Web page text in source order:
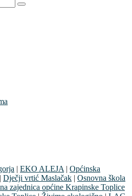
| EKO ALEJA | Općinska
| Dječji vrtić Maslačak | Osnovna škola
zajednica općine Krapinske Toplice